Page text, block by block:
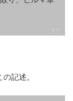
記述。